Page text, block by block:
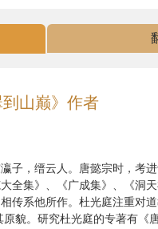
到山巅》作者
子，缙云人。唐懿宗时，考
全集》、《广成集》、《洞
传系他所作。杜光庭注重对
原貌。研究杜光庭的专著有